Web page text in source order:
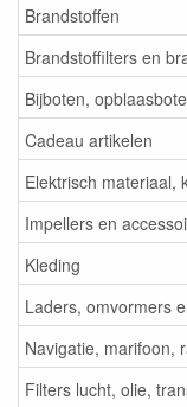
Brandstoffen
Brandstoffilters en
Bijboten,
Cadeau artikelen
Elektrisch materiaal,
Impellers en
Kleding
Laders, omvormers
Navigatie, marifoon,
Filters lucht, olie,